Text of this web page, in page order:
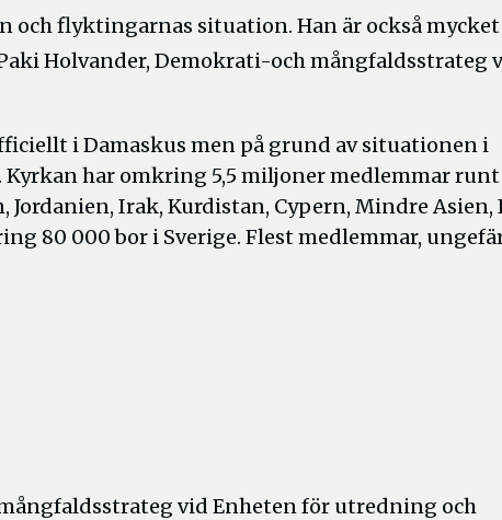
flyktingarnas situation. Han är också mycket
Holvander, Demokrati-och mångfaldsstrateg
i Damaskus men på grund av situationen i
har omkring 5,5 miljoner medlemmar
Irak, Kurdistan, Cypern, Mindre Asien,
80 000 bor i Sverige. Flest medlemmar,
vid Enheten för utredning och